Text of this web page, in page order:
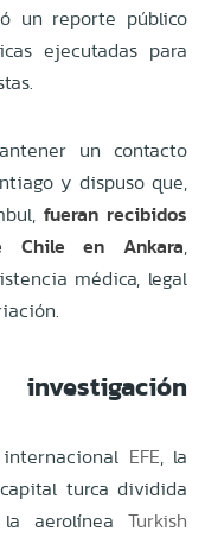
un reporte público
ejecutadas para
un contacto
y dispuso que,
fueran recibidos
Chile en Ankara,
médica, legal
EFE, la
turca dividida
aerolínea Turkish